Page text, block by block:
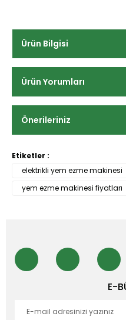
Ürün Bilgisi
Ürün Yorumları
Önerileriniz
Etiketler :
elektrikli yem ezme makinesi
yem ezme makinesi fiyatları
E-